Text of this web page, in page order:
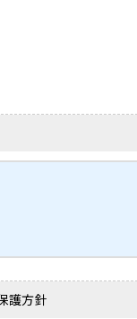
護方針